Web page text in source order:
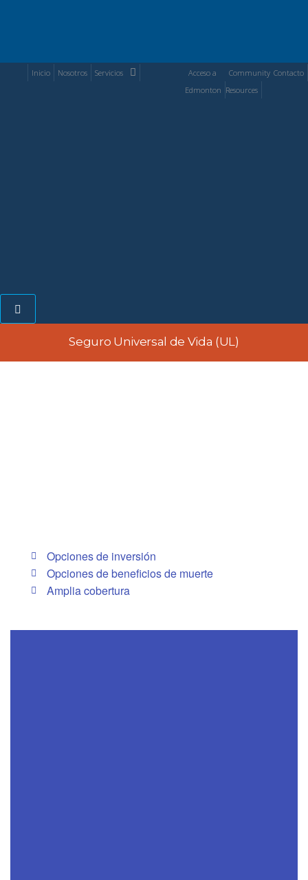
Inicio Nosotros Servicios
Acceso a
Edmonton
Community
Resources
Contacto
Menú conmutador hamburguesa
Seguro Universal de Vida (UL)
Opciones de inversión
Opciones de beneficios de muerte
Amplia cobertura